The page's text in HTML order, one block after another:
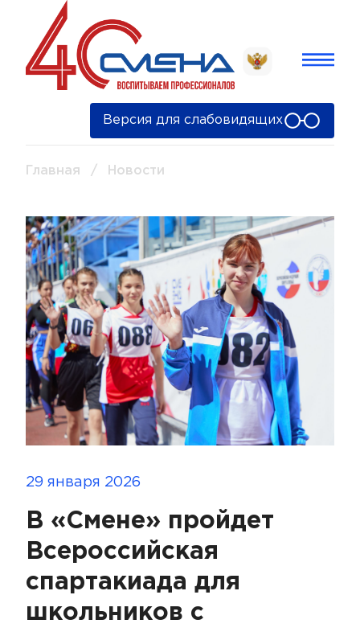
Версия для слабовидящих
Главная / Новости
29 января 2026
В «Смене» пройдет
Всероссийская
спартакиада для
школьников с